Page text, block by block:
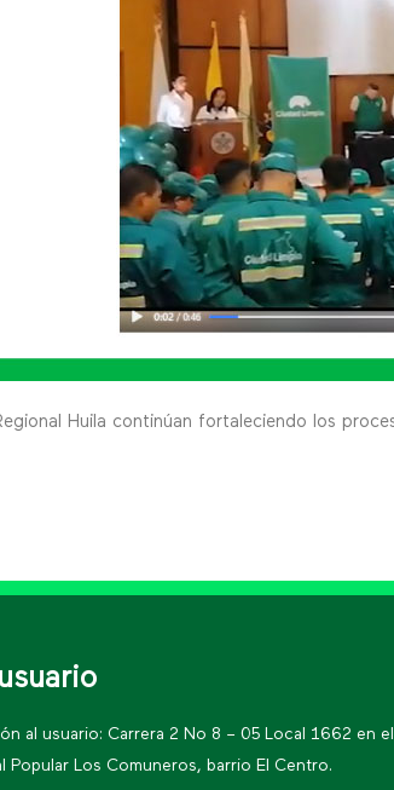
Huila continúan fortaleciendo los
al usuario: Carrera 2 No 8 – 05 Local 1662 en el
Popular Los Comuneros, barrio El Centro.